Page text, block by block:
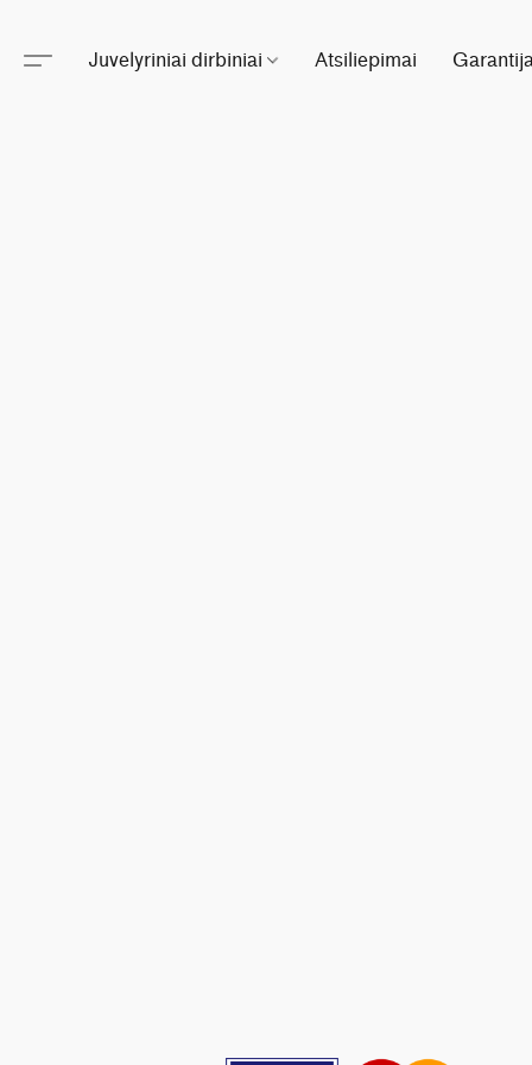
Juvelyriniai dirbiniai Atsiliepimai